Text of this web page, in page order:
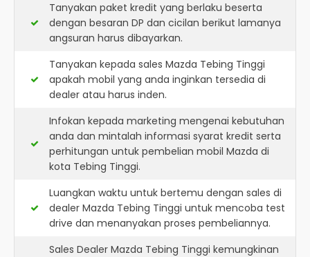
Tanyakan paket kredit yang berlaku beserta
dengan besaran DP dan cicilan berikut lamanya
angsuran harus dibayarkan.
Tanyakan kepada sales Mazda Tebing Tinggi
apakah mobil yang anda inginkan tersedia di
dealer atau harus inden.
Infokan kepada marketing mengenai kebutuhan
anda dan mintalah informasi syarat kredit serta
perhitungan untuk pembelian mobil Mazda di
kota Tebing Tinggi.
Luangkan waktu untuk bertemu dengan sales di
dealer Mazda Tebing Tinggi untuk mencoba test
drive dan menanyakan proses pembeliannya.
Sales Dealer Mazda Tebing Tinggi kemungkinan